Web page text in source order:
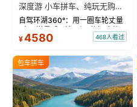
深度游 小车拼车、纯玩无购
物！
自驾环湖360°：用一圈车轮丈量
“大西洋最后一滴眼泪”的极致蔚
蓝。 赛湖旅拍：甄选多款风格服
绝美瞬间。 赛湖坦克300跟车视
频：专业摄影师...
¥4580 468人看过
包车拼车